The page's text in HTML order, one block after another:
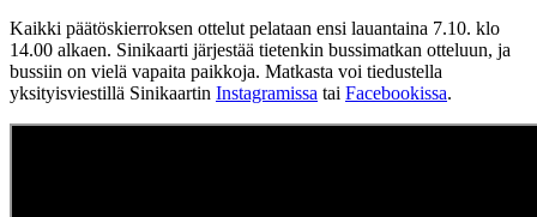
Kaikki päätöskierroksen ottelut pelataan ensi lauantaina 7.10. klo
14.00 alkaen. Sinikaarti järjestää tietenkin bussimatkan otteluun, ja
bussiin on vielä vapaita paikkoja. Matkasta voi tiedustella
yksityisviestillä Sinikaartin Instagramissa tai Facebookissa.